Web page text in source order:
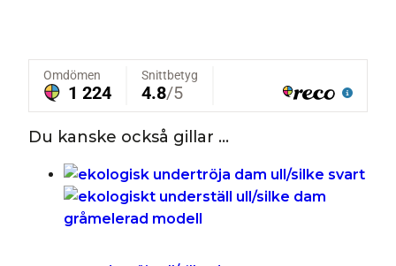
Du kanske också gillar …